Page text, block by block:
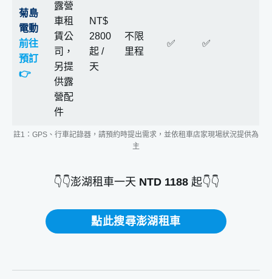
菊島
電動
前往
預訂
👉
露營
車租
賃公
司，
另提
供露
營配
件
NT$
2800
起 /
天
不限
里程
✅ ✅
註1：GPS、行車記錄器，請預約時提出需求，並依租車店家現場狀況提供為
主
👇👇澎湖租車一天 NTD 1188起👇👇
點此搜尋澎湖租車